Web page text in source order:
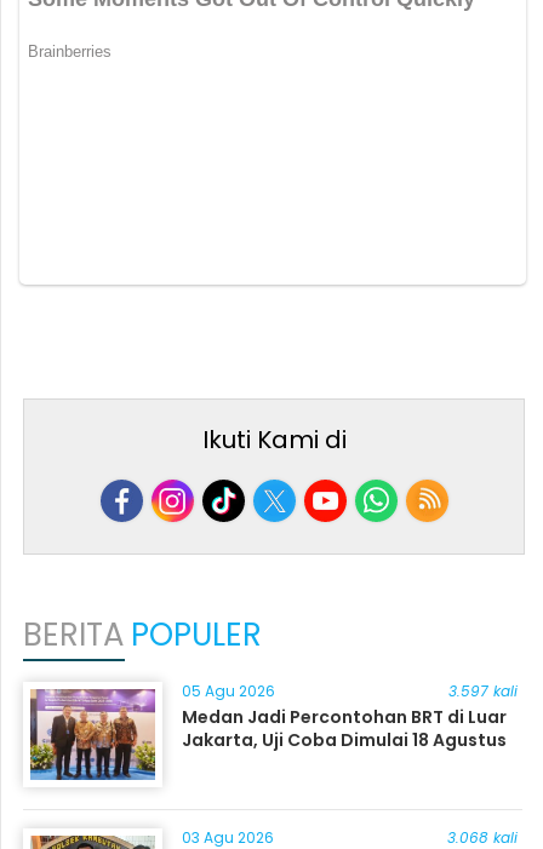
Ikuti Kami di
BERITA POPULER
05 Agu 2026 3.597 kali
Medan Jadi Percontohan BRT di Luar
Jakarta, Uji Coba Dimulai 18 Agustus
03 Agu 2026 3.068 kali